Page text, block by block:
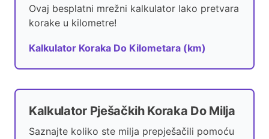
Ovaj besplatni mrežni kalkulator lako pretvara
korake u kilometre!
Kalkulator Koraka Do Kilometara (km)
Kalkulator Pješačkih Koraka Do Milja
Saznajte koliko ste milja prepješačili pomoću